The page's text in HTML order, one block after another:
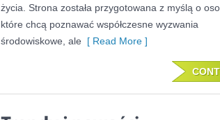
życia. Strona została przygotowana z myślą o
które chcą poznawać współczesne wyzwania
środowiskowe, ale [ Read More ]